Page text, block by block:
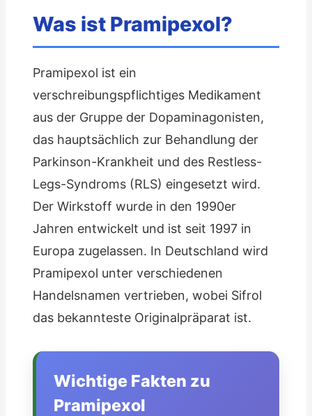
Was ist Pramipexol?
Pramipexol ist ein
verschreibungspflichtiges Medikament
aus der Gruppe der Dopaminagonisten,
das hauptsächlich zur Behandlung der
Parkinson-Krankheit und des Restless-
Legs-Syndroms (RLS) eingesetzt wird.
Der Wirkstoff wurde in den 1990er
Jahren entwickelt und ist seit 1997 in
Europa zugelassen. In Deutschland wird
Pramipexol unter verschiedenen
Handelsnamen vertrieben, wobei Sifrol
das bekannteste Originalpräparat ist.
Wichtige Fakten zu
Pramipexol